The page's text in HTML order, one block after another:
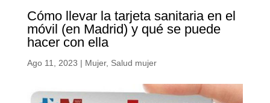
Cómo llevar la tarjeta sanitaria en el
móvil (en Madrid) y qué se puede
hacer con ella
Ago 11, 2023 | Mujer, Salud mujer